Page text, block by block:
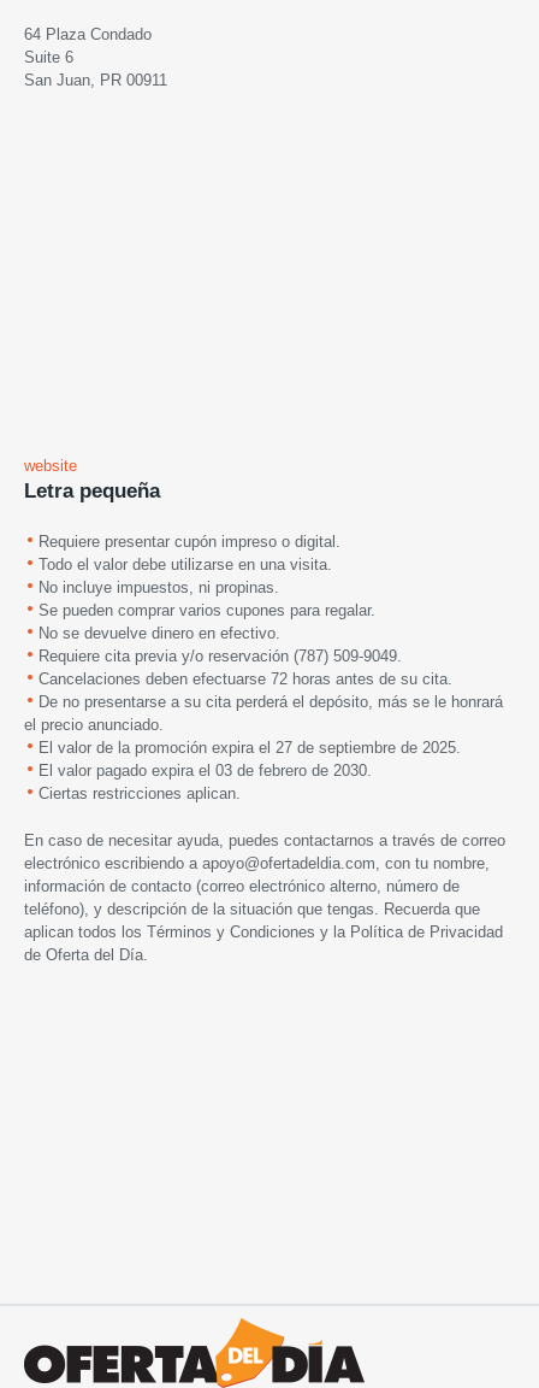
64 Plaza Condado
Suite 6
San Juan, PR 00911
website
Letra pequeña
Requiere presentar cupón impreso o digital.
Todo el valor debe utilizarse en una visita.
No incluye impuestos, ni propinas.
Se pueden comprar varios cupones para regalar.
No se devuelve dinero en efectivo.
Requiere cita previa y/o reservación (787) 509-9049.
Cancelaciones deben efectuarse 72 horas antes de su cita.
De no presentarse a su cita perderá el depósito, más se le honrará
el precio anunciado.
El valor de la promoción expira el 27 de septiembre de 2025.
El valor pagado expira el 03 de febrero de 2030.
Ciertas restricciones aplican.
En caso de necesitar ayuda, puedes contactarnos a través de correo
electrónico escribiendo a apoyo@ofertadeldia.com , con tu nombre,
información de contacto (correo electrónico alterno, número de
teléfono), y descripción de la situación que tengas. Recuerda que
aplican todos los Términos y Condiciones y la Política de Privacidad
de Oferta del Día.